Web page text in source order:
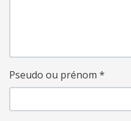
Pseudo ou prénom *